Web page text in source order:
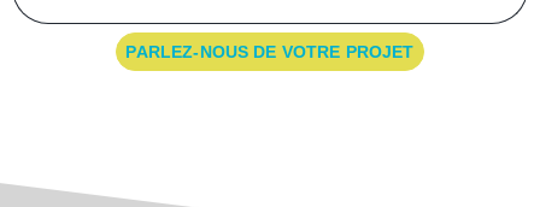
PARLEZ-NOUS DE VOTRE PROJET